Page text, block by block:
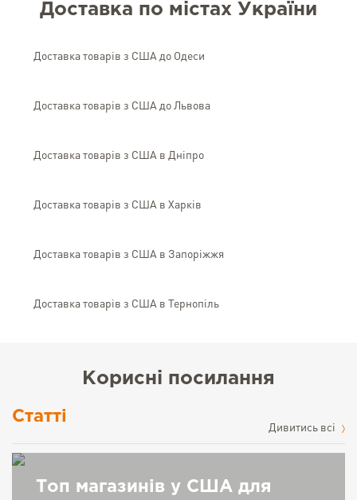
Доставка по містах України
Доставка товарів з США до Одеси
Доставка товарів з США до Львова
Доставка товарів з США в Дніпро
Доставка товарів з США в Харків
Доставка товарів з США в Запоріжжя
Доставка товарів з США в Тернопіль
Корисні посилання
Статті
Дивитись всі
Топ магазинів у США для